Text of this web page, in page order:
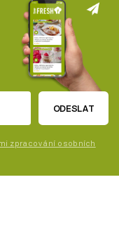
ODESLAT
zpracování osobních